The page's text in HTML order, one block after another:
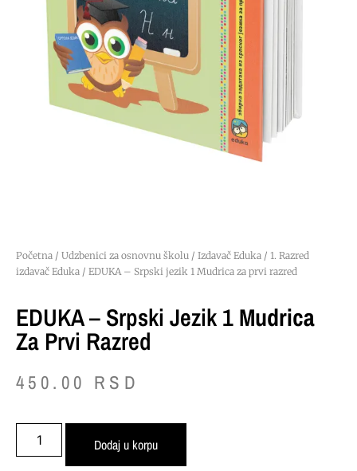
Početna / Udzbenici za osnovnu školu / Izdavač Eduka / 1. Razred
izdavač Eduka / EDUKA – Srpski jezik 1 Mudrica za prvi razred
EDUKA – Srpski Jezik 1 Mudrica
Za Prvi Razred
450.00 RSD
Dodaj u korpu